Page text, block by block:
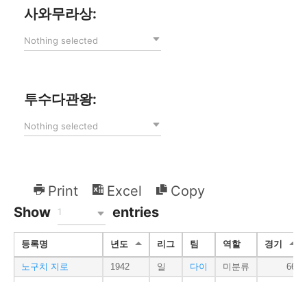
사와무라상:
Nothing selected
투수다관왕:
Nothing selected
Print Excel
Copy
Show
1 entries
등록명 년도 리그 팀 역할 경기
노구치 지로 1942 일 다이 미분류
66